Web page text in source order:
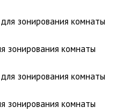
зонирования комнаты
зонирования комнаты